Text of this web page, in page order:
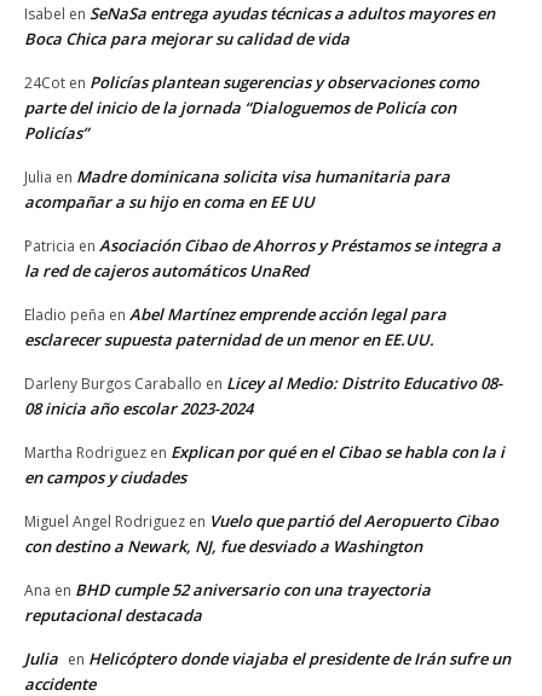
Isabel en SeNaSa entrega ayudas técnicas a adultos mayores en
Boca Chica para mejorar su calidad de vida
24Cot en Policías plantean sugerencias y observaciones como
parte del inicio de la jornada “Dialoguemos de Policía con
Policías”
Julia en Madre dominicana solicita visa humanitaria para
acompañar a su hijo en coma en EE UU
Patricia en Asociación Cibao de Ahorros y Préstamos se integra a
la red de cajeros automáticos UnaRed
Eladio peña en Abel Martínez emprende acción legal para
esclarecer supuesta paternidad de un menor en EE.UU.
Darleny Burgos Caraballo en Licey al Medio: Distrito Educativo 08-
08 inicia año escolar 2023-2024
Martha Rodriguez en Explican por qué en el Cibao se habla con la i
en campos y ciudades
Miguel Angel Rodriguez en Vuelo que partió del Aeropuerto Cibao
con destino a Newark, NJ, fue desviado a Washington
Ana en BHD cumple 52 aniversario con una trayectoria
reputacional destacada
Julia en Helicóptero donde viajaba el presidente de Irán sufre un
accidente